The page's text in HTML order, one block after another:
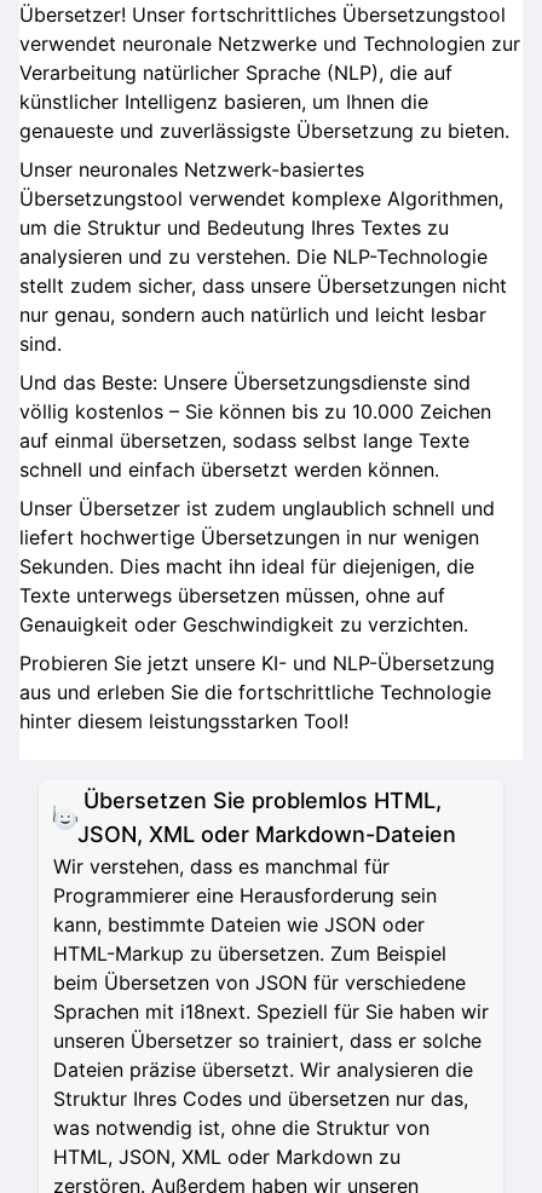
Übersetzer! Unser fortschrittliches Übersetzungstool
verwendet neuronale Netzwerke und Technologien zur
Verarbeitung natürlicher Sprache (NLP), die auf
künstlicher Intelligenz basieren, um Ihnen die
genaueste und zuverlässigste Übersetzung zu bieten.
Unser neuronales Netzwerk-basiertes
Übersetzungstool verwendet komplexe Algorithmen,
um die Struktur und Bedeutung Ihres Textes zu
analysieren und zu verstehen. Die NLP-Technologie
stellt zudem sicher, dass unsere Übersetzungen nicht
nur genau, sondern auch natürlich und leicht lesbar
sind.
Und das Beste: Unsere Übersetzungsdienste sind
völlig kostenlos – Sie können bis zu 10.000 Zeichen
auf einmal übersetzen, sodass selbst lange Texte
schnell und einfach übersetzt werden können.
Unser Übersetzer ist zudem unglaublich schnell und
liefert hochwertige Übersetzungen in nur wenigen
Sekunden. Dies macht ihn ideal für diejenigen, die
Texte unterwegs übersetzen müssen, ohne auf
Genauigkeit oder Geschwindigkeit zu verzichten.
Probieren Sie jetzt unsere KI- und NLP-Übersetzung
aus und erleben Sie die fortschrittliche Technologie
hinter diesem leistungsstarken Tool!
Übersetzen Sie problemlos HTML,
JSON, XML oder Markdown-Dateien
Wir verstehen, dass es manchmal für
Programmierer eine Herausforderung sein
kann, bestimmte Dateien wie JSON oder
HTML-Markup zu übersetzen. Zum Beispiel
beim Übersetzen von JSON für verschiedene
Sprachen mit i18next. Speziell für Sie haben wir
unseren Übersetzer so trainiert, dass er solche
Dateien präzise übersetzt. Wir analysieren die
Struktur Ihres Codes und übersetzen nur das,
was notwendig ist, ohne die Struktur von
HTML, JSON, XML oder Markdown zu
zerstören. Außerdem haben wir unseren